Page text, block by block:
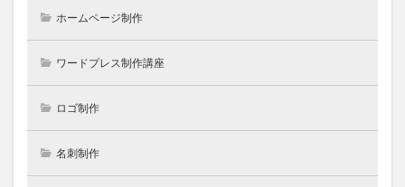
ホームページ制作
ワードプレス制作講座
ロゴ制作
名刺制作